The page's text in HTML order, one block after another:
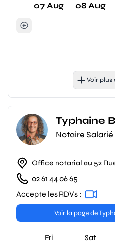
07 Aug
08 Aug
Voir plus
Typhaine
Notaire Salarié
Office notarial au 52
02 61 44 06 65
Accepte les RDVs :
Voir la page de
Fri
Sat